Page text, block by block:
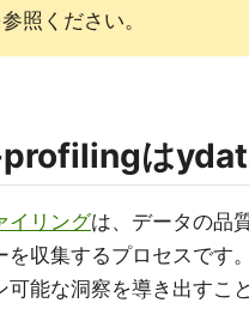
照ください。
は
イリングは、データの品
を収集するプロセスです
可能な洞察を導き出すこ